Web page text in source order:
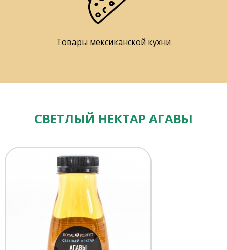
Товары мексиканской кухни
СВЕТЛЫЙ НЕКТАР АГАВЫ